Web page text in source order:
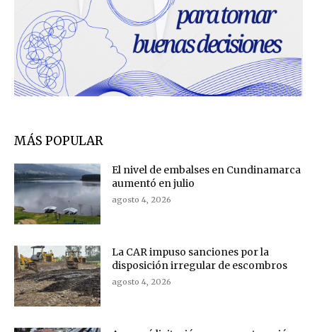
MÁS POPULAR
El nivel de embalses en Cundinamarca
aumentó en julio
agosto 4, 2026
La CAR impuso sanciones por la
disposición irregular de escombros
agosto 4, 2026